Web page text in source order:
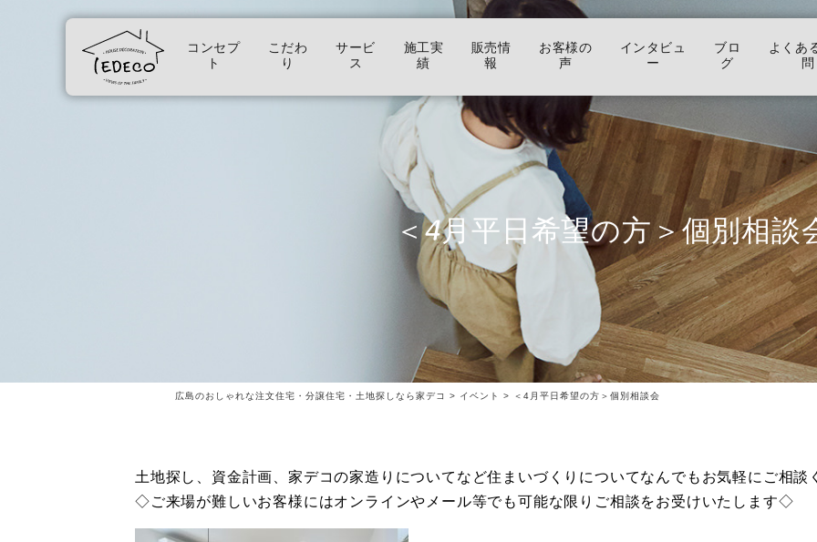
コンセプ
ト
こだわ
り
サービ
ス
施工実
績
販売情
報
お客様の
声
インタビュ
ー
ブロ
グ
よくあ
問
＜4月平日希望の方＞個別相談
広島のおしゃれな注文住宅・分譲住宅・土地探しなら家デコ > イベント > ＜4月平日希望の方＞個別相談会
土地探し、資金計画、家デコの家造りについてなど住まいづくりについてなんでもお気軽にご相談
◇ご来場が難しいお客様にはオンラインやメール等でも可能な限りご相談をお受けいたします◇